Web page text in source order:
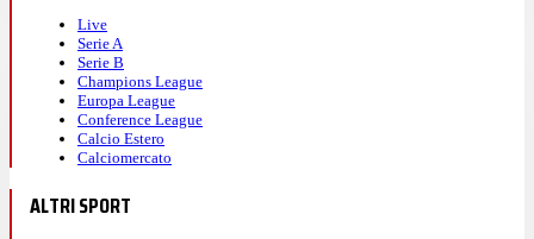
Live
Serie A
Serie B
Champions League
Europa League
Conference League
Calcio Estero
Calciomercato
ALTRI SPORT